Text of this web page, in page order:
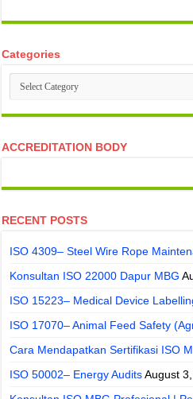
Categories
Categories
ACCREDITATION BODY
RECENT POSTS
ISO 4309– Steel Wire Rope
Konsultan ISO 22000 Dapur MBG
ISO 15223– Medical Device
ISO 17070– Animal Feed Safety
Cara Mendapatkan Sertifikasi ISO
ISO 50002– Energy Audits August